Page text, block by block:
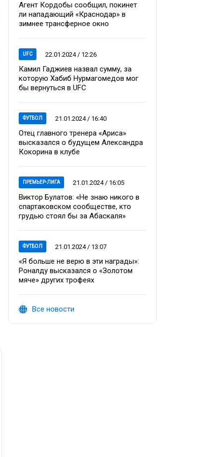
Агент Кордобы сообщил, покинет
ли нападающий «Краснодар» в
зимнее трансферное окно
UFC 22.01.2024 / 12:26
Камил Гаджиев назвал сумму, за
которую Хабиб Нурмагомедов мог
бы вернуться в UFC
ФУТБОЛ 21.01.2024 / 16:40
Отец главного тренера «Ариса»
высказался о будущем Александра
Кокорина в клубе
ПРЕМЬЕР-ЛИГА 21.01.2024 / 16:05
Виктор Булатов: «Не знаю никого в
спартаковском сообществе, кто
грудью стоял бы за Абаскаля»
ФУТБОЛ 21.01.2024 / 13:07
«Я больше не верю в эти награды»:
Роналду высказался о «Золотом
мяче» других трофеях
Все новости